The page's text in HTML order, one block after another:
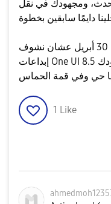
ومجهودك في نقل
​خبر مبهج جداً، وفي انتظار يوم 30 أبريل عشان نشوف
إبداعات One UI 8.5 على أرض الواقع. استمر يا بطل، وجودك
1 Like